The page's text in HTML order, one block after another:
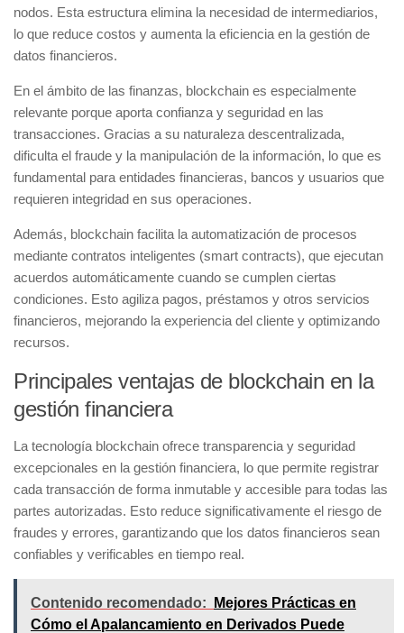
nodos. Esta estructura elimina la necesidad de intermediarios,
lo que reduce costos y aumenta la eficiencia en la gestión de
datos financieros.
En el ámbito de las finanzas, blockchain es especialmente
relevante porque aporta confianza y seguridad en las
transacciones. Gracias a su naturaleza descentralizada,
dificulta el fraude y la manipulación de la información, lo que es
fundamental para entidades financieras, bancos y usuarios que
requieren integridad en sus operaciones.
Además, blockchain facilita la automatización de procesos
mediante contratos inteligentes (smart contracts), que ejecutan
acuerdos automáticamente cuando se cumplen ciertas
condiciones. Esto agiliza pagos, préstamos y otros servicios
financieros, mejorando la experiencia del cliente y optimizando
recursos.
Principales ventajas de blockchain en la
gestión financiera
La tecnología blockchain ofrece transparencia y seguridad
excepcionales en la gestión financiera, lo que permite registrar
cada transacción de forma inmutable y accesible para todas las
partes autorizadas. Esto reduce significativamente el riesgo de
fraudes y errores, garantizando que los datos financieros sean
confiables y verificables en tiempo real.
Contenido recomendado:
Mejores Prácticas en
Cómo el Apalancamiento en Derivados Puede